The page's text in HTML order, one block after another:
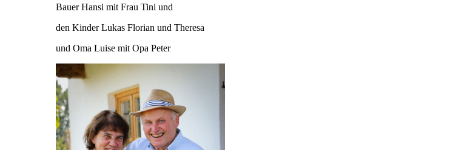
Bauer Hansi mit Frau Tini und
den Kinder Lukas Florian und Theresa
und Oma Luise mit Opa Peter